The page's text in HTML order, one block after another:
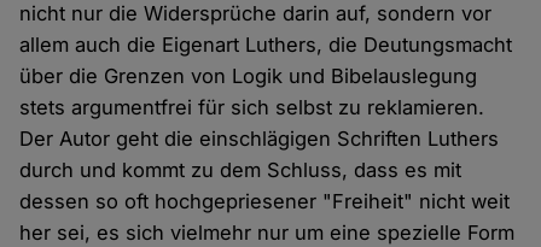
nicht nur die Widersprüche darin auf, sondern vor
allem auch die Eigenart Luthers, die Deutungsmacht
über die Grenzen von Logik und Bibelauslegung
stets argumentfrei für sich selbst zu reklamieren.
Der Autor geht die einschlägigen Schriften Luthers
durch und kommt zu dem Schluss, dass es mit
dessen so oft hochgepriesener "Freiheit" nicht weit
her sei, es sich vielmehr nur um eine spezielle Form